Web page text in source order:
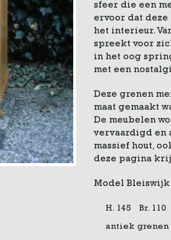
sfeer die een
ervoor dat
het interieur.
spreekt voor
in het oog
met een
Deze grenen
maat gemaakt
De meubelen
vervaardigd en
massief hout,
deze pagina
Model
H. 145 Br. 110
antiek